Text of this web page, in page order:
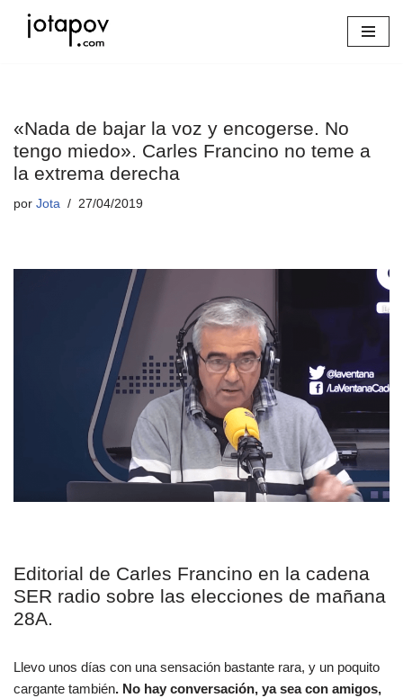
«Nada de bajar la voz y encogerse. No
tengo miedo». Carles Francino no teme a
la extrema derecha
por Jota 27/04/2019
Editorial de Carles Francino en la cadena
SER radio sobre las elecciones de mañana
28A.
Llevo unos días con una sensación bastante rara, y un poquito
cargante también. No hay conversación, ya sea con amigos,